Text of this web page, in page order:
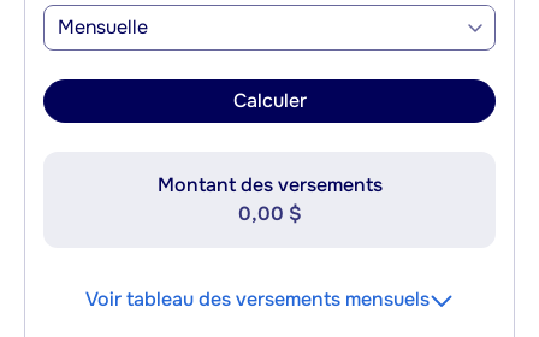
Mensuelle
Calculer
Montant des versements
0,00 $
Voir tableau des versements mensuels